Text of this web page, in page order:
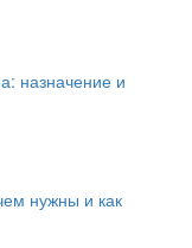
назначение и
нужны и как